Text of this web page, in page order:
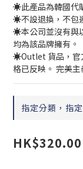
☀️此產品為韓國代
☀️不設退換，不包
☀️本公司並沒有與
均為該品牌擁有。
☀️Outlet 貨品，官
格已反映。 完美
指定分類，指
HK$320.00